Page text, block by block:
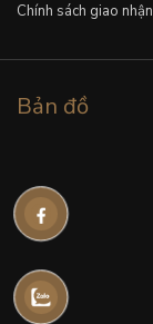
Chính sách giao nhận
Bản đồ